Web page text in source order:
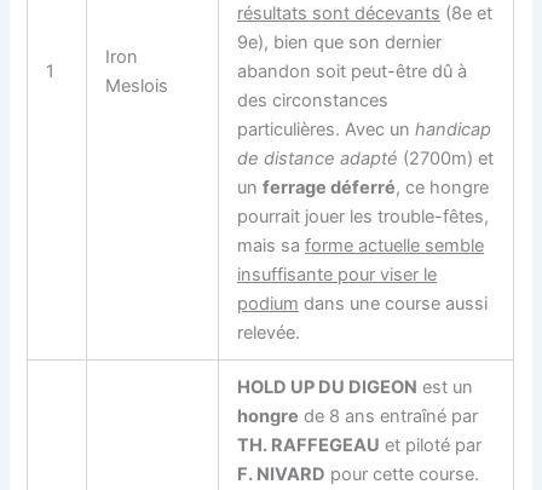
1
Iron
Meslois
résultats sont décevants (8e et
9e), bien que son dernier
abandon soit peut-être dû à
des circonstances
particulières. Avec unhandicap
de distance adapté (2700m) et
unferrage déferré, ce hongre
pourrait jouer les trouble-fêtes,
mais saforme actuelle semble
insuffisante pour viser le
podium dans une course aussi
relevée.
HOLD UP DU DIGEON est un
hongre de 8 ans entraîné par
TH. RAFFEGEAU et piloté par
F. NIVARD pour cette course.